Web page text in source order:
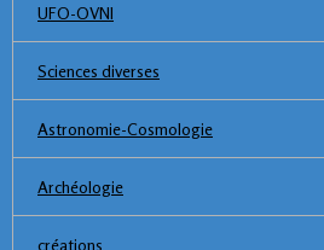
UFO-OVNI
Sciences diverses
Astronomie-Cosmologie
Archéologie
créations